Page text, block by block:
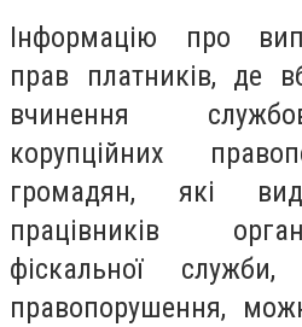
Інформацію про
прав платників, де
вчинення
корупційних
громадян, які
працівників
фіскальної
правопорушення,